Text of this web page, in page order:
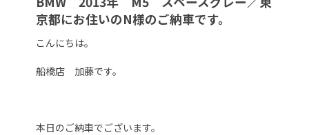
TUCとは？
リクルート
納車blog
会社概要
京都にお住いのN様のご納車です。
こんにちは。
船橋店 加藤です。
本日のご納車でございます。